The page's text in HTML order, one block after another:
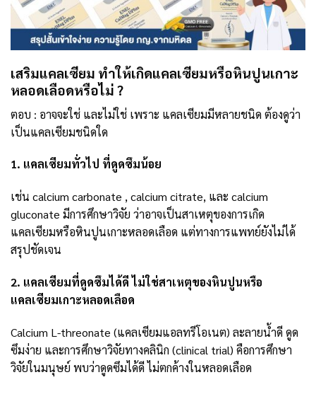
เสริมแคลเซียม ทำให้เกิดแคลเซียมหรือหินปูนเกาะ
หลอดเลือดหรือไม่ ?
ตอบ : อาจจะใช่ และไม่ใช่ เพราะ แคลเซียมมีหลายชนิด ต้องดูว่า
เป็นแคลเซียมชนิดใด
1. แคลเซียมทั่วไป ที่ดูดซึมน้อย
เช่น calcium carbonate , calcium citrate, และ calcium
gluconate มีการศึกษาวิจัย ว่าอาจเป็นสาเหตุของการเกิด
แคลเซียมหรือหินปูนเกาะหลอดเลือด แต่ทางการแพทย์ยังไม่ได้
สรุปชัดเจน
2. แคลเซียมที่ดูดซึมได้ดี ไม่ใช่สาเหตุของหินปูนหรือ
แคลเซียมเกาะหลอดเลือด
Calcium L-threonate (แคลเซียมแอลทรีโอเนต) ละลายน้ำดี ดูด
ซึมง่าย และการศึกษาวิจัยทางคลินิก (clinical trial) คือการศึกษา
วิจัยในมนุษย์ พบว่าดูดซึมได้ดี ไม่ตกค้างในหลอดเลือด